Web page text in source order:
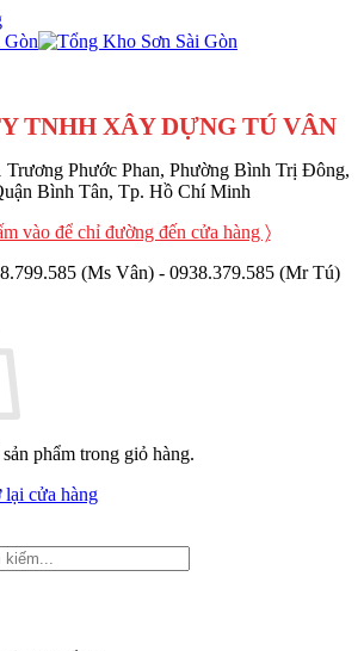
TNHH XÂY DỰNG TÚ VÂN
Trương Phước Phan, Phường Bình Trị Đông,
Bình Tân, Tp. Hồ Chí Minh
vào để chỉ đường đến cửa hàng 〉
(Ms Vân) - 0938.379.585 (Mr Tú)
phẩm trong giỏ hàng.
lại cửa hàng